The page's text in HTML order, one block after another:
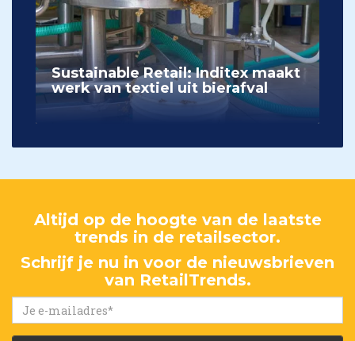
Sustainable Retail: Inditex maakt
werk van textiel uit bierafval
Altijd op de hoogte van de laatste
trends in de retailsector.
Schrijf je nu in voor de nieuwsbrieven
van RetailTrends.